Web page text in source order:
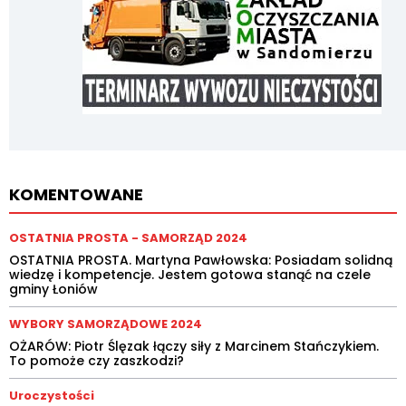
KOMENTOWANE
OSTATNIA PROSTA - SAMORZĄD 2024
OSTATNIA PROSTA. Martyna Pawłowska: Posiadam solidną
wiedzę i kompetencje. Jestem gotowa stanąć na czele
gminy Łoniów
WYBORY SAMORZĄDOWE 2024
OŻARÓW: Piotr Ślęzak łączy siły z Marcinem Stańczykiem.
To pomoże czy zaszkodzi?
Uroczystości